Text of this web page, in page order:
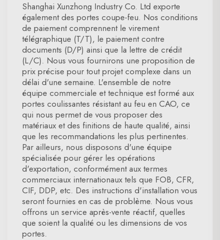
Shanghai Xunzhong Industry Co. Ltd exporte
également des portes coupe-feu. Nos conditions
de paiement comprennent le virement
télégraphique (T/T), le paiement contre
documents (D/P) ainsi que la lettre de crédit
(L/C). Nous vous fournirons une proposition de
prix précise pour tout projet complexe dans un
délai d'une semaine. L'ensemble de notre
équipe commerciale et technique est formé aux
portes coulissantes résistant au feu en CAO, ce
qui nous permet de vous proposer des
matériaux et des finitions de haute qualité, ainsi
que les recommandations les plus pertinentes.
Par ailleurs, nous disposons d'une équipe
spécialisée pour gérer les opérations
d'exportation, conformément aux termes
commerciaux internationaux tels que FOB, CFR,
CIF, DDP, etc. Des instructions d'installation vous
seront fournies en cas de problème. Nous vous
offrons un service après-vente réactif, quelles
que soient la qualité ou les dimensions de vos
portes.